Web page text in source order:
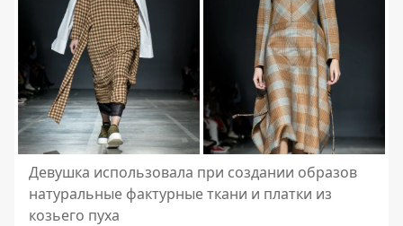
Девушка использовала при создании образов
натуральные фактурные ткани и платки из
козьего пуха